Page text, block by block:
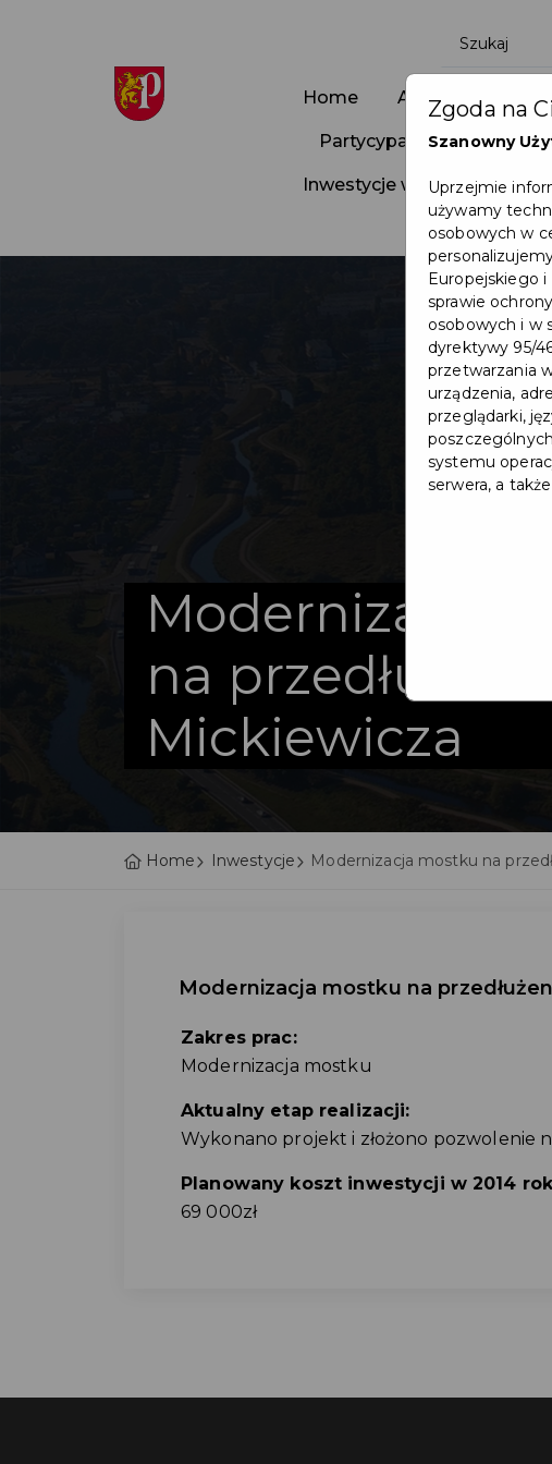
Home Aktualności
Partycypacja Społeczna
Inwestycje w Pruszczu
Modernizacja
na
Mickiewicza
Home Inwestycje Modernizacja mostku na
Modernizacja mostku na
Zakres prac:
Modernizacja mostku
Aktualny etap realizacji:
Wykonano projekt i złożono pozwolenie
Planowany koszt inwestycji w 2014
69 000zł
Zgoda na
Szanowny
Uprzejmie
używamy
osobowych w
Europejskiego i
sprawie
osobowych i w
dyrektywy 95/
przetwarzania
urządzenia,
przeglądarki,
systemu
serwera, a